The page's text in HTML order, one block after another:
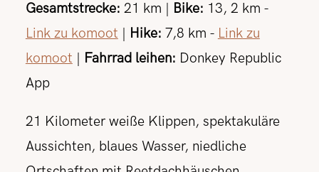
Gesamtstrecke: 21 km | Bike: 13, 2 km -
Link zu komoot
Hike: 7,8 km - Link zu
komoot
Fahrrad leihen: Donkey Republic
App
21 Kilometer weiße Klippen, spektakuläre
Aussichten, blaues Wasser, niedliche